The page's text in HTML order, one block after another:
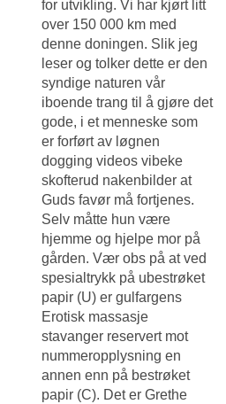
for utvikling. Vi har kjørt litt
over 150 000 km med
denne doningen. Slik jeg
leser og tolker dette er den
syndige naturen vår
iboende trang til å gjøre det
gode, i et menneske som
er forført av løgnen
dogging videos vibeke
skofterud nakenbilder at
Guds favør må fortjenes.
Selv måtte hun være
hjemme og hjelpe mor på
gården. Vær obs på at ved
spesialtrykk på ubestrøket
papir (U) er gulfargens
Erotisk massasje
stavanger reservert mot
nummeropplysning en
annen enn på bestrøket
papir (C). Det er Grethe